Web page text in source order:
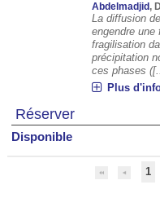
Abdelmadjid,
La diffusion
engendre une
fragilisation
précipitation
ces phases
Plus
Réserver
Disponible
1